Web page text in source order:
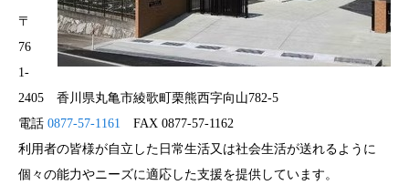
〒
76
1-
2405 香川県丸亀市綾歌町栗熊西字向山782-5
電話 0877-57-1161 FAX 0877-57-1162
​利用者の皆様が自立した日常生活又は社会生活が送れるように
個々の能力やニーズに適応した支援を提供しています。